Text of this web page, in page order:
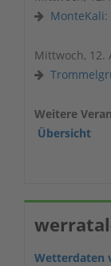
Mittwoch, 12.
Weitere
Übersicht
Wetterdaten